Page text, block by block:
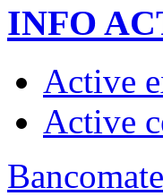
INFO
Active
Active
Bancomate